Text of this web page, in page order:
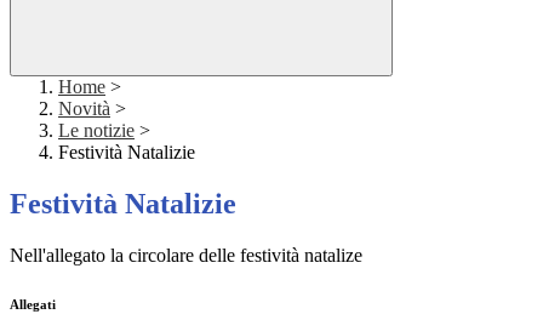
Home >
Novità >
Le notizie >
Festività Natalizie
Festività Natalizie
Nell'allegato la circolare delle festività natalize
Allegati